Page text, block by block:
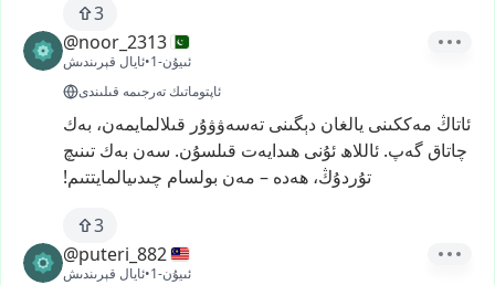
3
@noor_2313
ئايال قېرىندىش•
1-ئىيۇن
ئاپتوماتىك تەرجىمە قىلىندى
ئاتاڭ مەككىنى يالغان دېگىنى تەسەۋۋۇر قىلالمايمەن، بەك
چاتاقگەپ. ئاللاھ ئۇنى ھىدايەت قىلسۇن. سەن بەك تىنىچ
تۇردۇڭ، ھەدە – مەن بولسام چىدىيالمايتتىم!
3
@puteri_882
ئايال قېرىندىش•
1-ئىيۇن